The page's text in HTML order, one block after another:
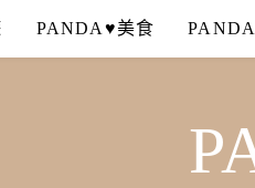
PANDA♥美食